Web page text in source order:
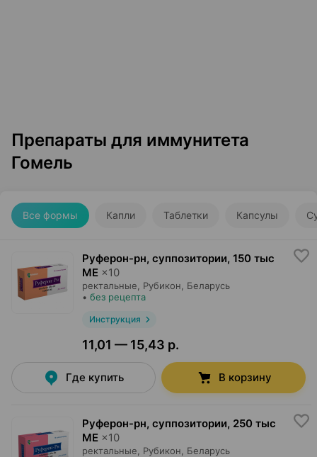
Препараты для иммунитета
Гомель
Все формы Капли Таблетки Капсулы
Руферон-рн, суппозитории, 150 тыс
МЕ ×10
ректальные, Рубикон , Беларусь
• без рецепта
Инструкция
11,01 — 15,43 р.
Где купить В корзину
Руферон-рн, суппозитории, 250 тыс
МЕ ×10
ректальные, Рубикон , Беларусь